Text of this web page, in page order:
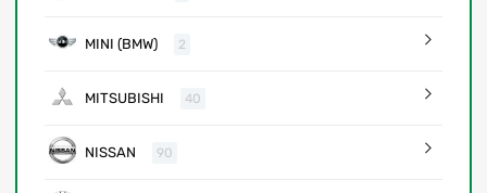
MINI (BMW) 2
MITSUBISHI 40
NISSAN 90